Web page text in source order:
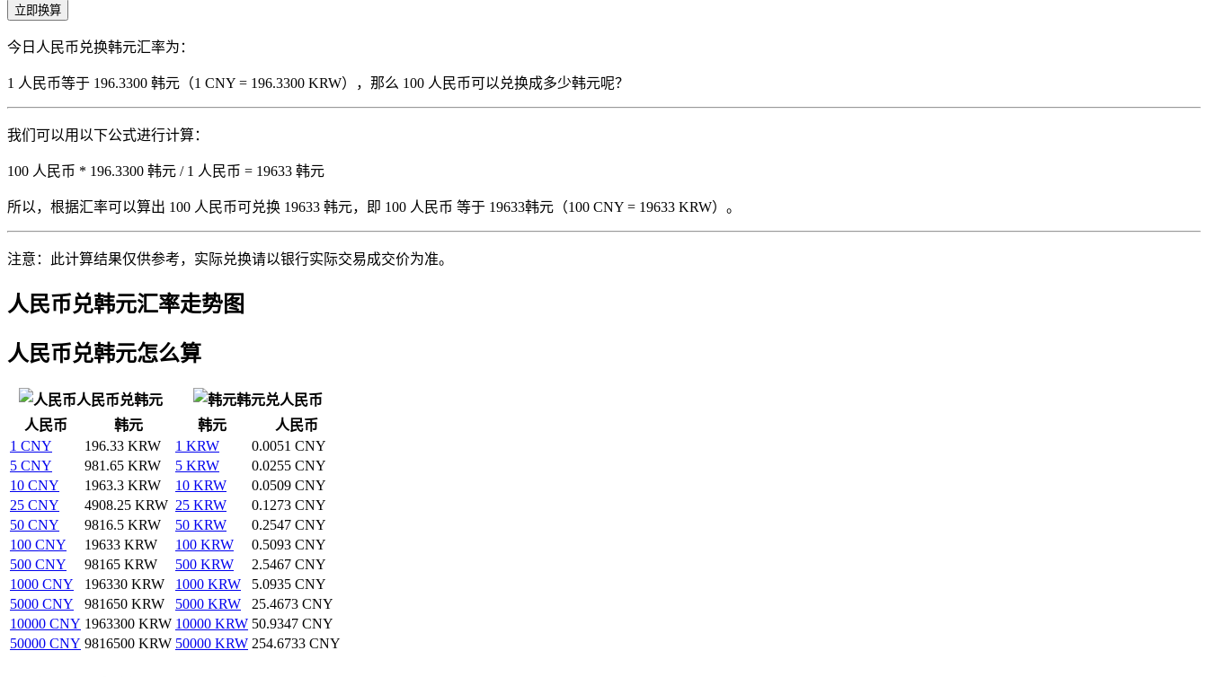
立即换算
今日人民币兑换韩元汇率为：
1 人民币等于 196.3300 韩元（1 CNY = 196.3300 KRW），那么 100 人民币可以兑换成多少韩元呢？
我们可以用以下公式进行计算：
100 人民币 * 196.3300 韩元 / 1 人民币 = 19633 韩元
所以，根据汇率可以算出 100 人民币可兑换 19633 韩元，即 100 人民币 等于 19633韩元（100 CNY = 19633 KRW）。
注意：此计算结果仅供参考，实际兑换请以银行实际交易成交价为准。
人民币兑韩元汇率走势图
人民币兑韩元怎么算
人民币兑韩元
韩元兑人民币
人民币
韩元 韩元
人民币
1 CNY
196.33 KRW 1 KRW
0.0051 CNY
5 CNY
981.65 KRW 5 KRW
0.0255 CNY
10 CNY
1963.3 KRW 10 KRW
0.0509 CNY
25 CNY
4908.25 KRW 25 KRW
0.1273 CNY
50 CNY
9816.5 KRW 50 KRW
0.2547 CNY
100 CNY
19633 KRW 100 KRW
0.5093 CNY
500 CNY
98165 KRW 500 KRW
2.5467 CNY
1000 CNY
196330 KRW 1000 KRW
5.0935 CNY
5000 CNY
981650 KRW 5000 KRW
25.4673 CNY
10000 CNY 1963300 KRW 10000 KRW 50.9347 CNY
50000 CNY 9816500 KRW 50000 KRW 254.6733 CNY